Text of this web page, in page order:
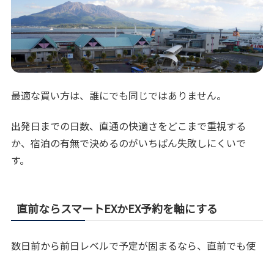
最適な買い方は、誰にでも同じではありません。
出発日までの日数、直通の快適さをどこまで重視する
か、宿泊の有無で決めるのがいちばん失敗しにくいで
す。
直前ならスマートEXかEX予約を軸にする
数日前から前日レベルで予定が固まるなら、直前でも使